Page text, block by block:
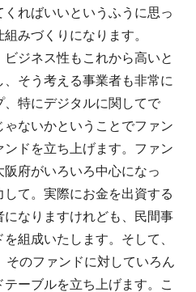
ればいいというふうに思っ
みづくりになります。
ジネス性もこれから高いと
そう考える事業者も非常に
特にデジタルに関してで
ないかということでファン
ンドを立ち上げます。ファン
阪府がいろいろ中心になっ
て。実際にお金を出資する
なりますけれども、民間事
組成いたします。そして、
そのファンドに対していろん
ーブルを立ち上げます。こ